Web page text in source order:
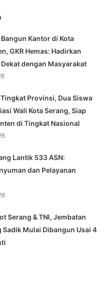
Bangun Kantor di Kota
GKR Hemas: Hadirkan
dengan Masyarakat
Provinsi, Dua Siswa
Wali Kota Serang, Siap
di Tingkat Nasional
Lantik 533 ASN:
dan Pelayanan
Serang & TNI, Jembatan
Sadik Mulai Dibangun Usai 4